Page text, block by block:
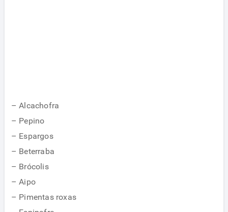
– Alcachofra
– Pepino
– Espargos
– Beterraba
– Brócolis
– Aipo
– Pimentas roxas